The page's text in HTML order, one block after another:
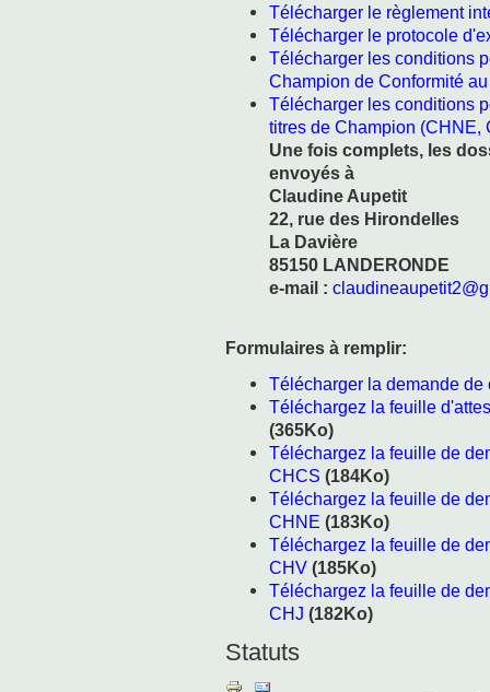
Télécharger le règlement
Télécharger le protocole
Télécharger les conditions
Champion de Conformité
Télécharger les conditions
titres de Champion (CHNE,
Une fois complets, les
envoyés à
Claudine Aupetit
22, rue des Hirondelles
La Davière
85150 LANDERONDE
e-mail :
Formulaires à remplir:
Télécharger la demande de
Téléchargez la feuille
(365Ko)
Téléchargez la feuille de
CHCS (184Ko)
Téléchargez la feuille de
CHNE (183Ko)
Téléchargez la feuille de
CHV (185Ko)
Téléchargez la feuille de
CHJ (182Ko)
Statuts